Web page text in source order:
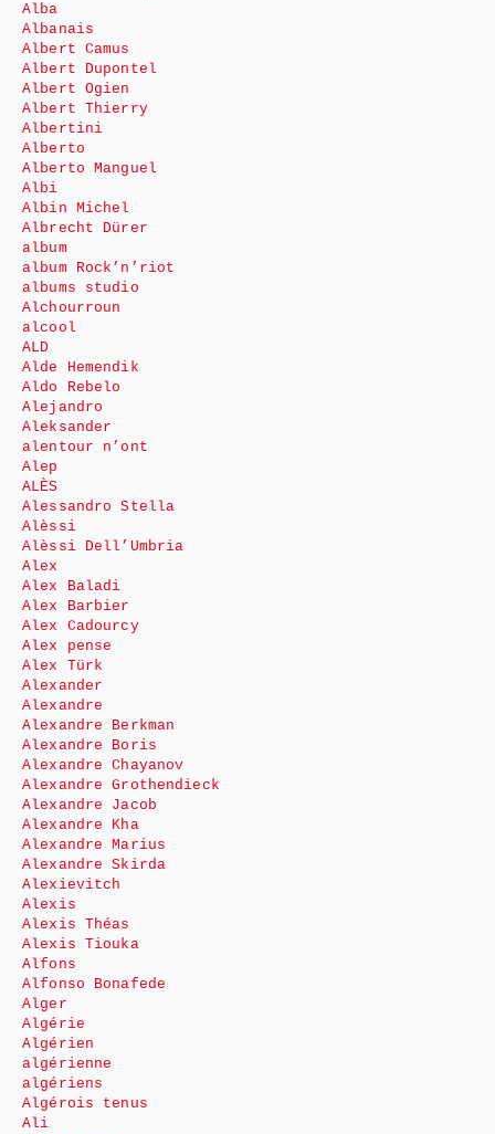
Alba
Albanais
Albert Camus
Albert Dupontel
Albert Ogien
Albert Thierry
Albertini
Alberto
Alberto Manguel
Albi
Albin Michel
Albrecht Dürer
album
album Rock’n’riot
albums studio
Alchourroun
alcool
ALD
Alde Hemendik
Aldo Rebelo
Alejandro
Aleksander
alentour n’ont
Alep
ALÈS
Alessandro Stella
Alèssi
Alèssi Dell’Umbria
Alex
Alex Baladi
Alex Barbier
Alex Cadourcy
Alex pense
Alex Türk
Alexander
Alexandre
Alexandre Berkman
Alexandre Boris
Alexandre Chayanov
Alexandre Grothendieck
Alexandre Jacob
Alexandre Kha
Alexandre Marius
Alexandre Skirda
Alexievitch
Alexis
Alexis Théas
Alexis Tiouka
Alfons
Alfonso Bonafede
Alger
Algérie
Algérien
algérienne
algériens
Algérois tenus
Ali